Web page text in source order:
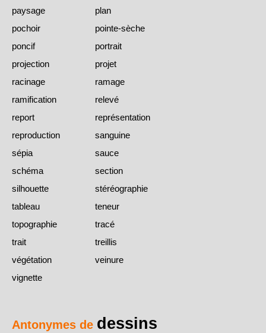
paysage
plan
pochoir
pointe-sèche
poncif
portrait
projection
projet
racinage
ramage
ramification
relevé
report
représentation
reproduction
sanguine
sépia
sauce
schéma
section
silhouette
stéréographie
tableau
teneur
topographie
tracé
trait
treillis
végétation
veinure
vignette
Antonymes de dessins